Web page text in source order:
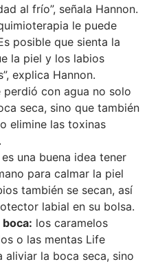
al frío”, señala Hannon.
le puede
posible que sienta la
la piel y los labios
explica Hannon.
perdió con agua no solo
seca, sino que también
elimine las toxinas
es una buena idea tener
para calmar la piel
también se secan, así
labial en su bolsa.
los caramelos
o las mentas Life
aliviar la boca seca, sino